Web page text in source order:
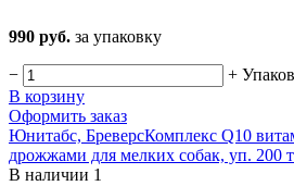
990 руб. за упаковку
− +
В корзину
Оформить заказ
Юнитабс, БреверсКомплекс Q10
дрожжами для мелких собак, уп. 200
В наличии 1